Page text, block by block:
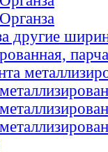
другие
парча